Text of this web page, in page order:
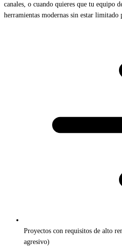
canales, o cuando quieres que tu equipo
herramientas modernas sin estar limitado
Proyectos con requisitos de alto
agresivo)